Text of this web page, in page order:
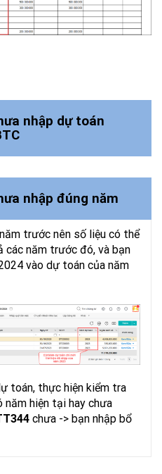
nhập dự toán
sách\Lập dự toán đầu
nhập đúng năm
trước nên số liệu có thể
các năm trước đó, và bạn
vào dự toán của năm
toán, thực hiện kiểm tra
năm hiện tại hay chưa
chưa -> bạn nhập bổ